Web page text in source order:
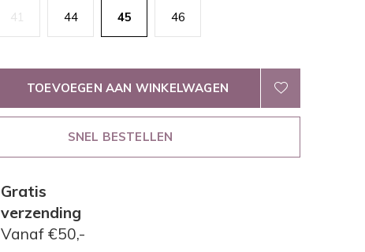
41 44 45 46
TOEVOEGEN AAN WINKELWAGEN
SNEL BESTELLEN
Gratis
verzending
Vanaf €50,-